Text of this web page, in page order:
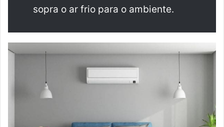
sopra o ar frio para o ambiente.